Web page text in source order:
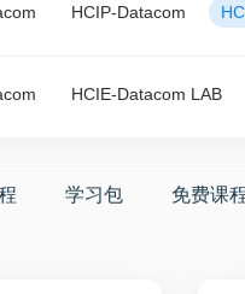
HCIP-Datacom
HCIE-Datacom LAB
学习包 免费课